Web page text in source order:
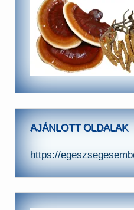
AJÁNLOTT OLDALAK
https://